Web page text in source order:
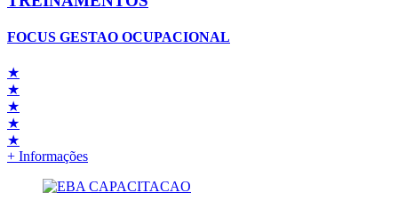
FOCUS GESTAO OCUPACIONAL
★
★
★
★
★
+ Informações